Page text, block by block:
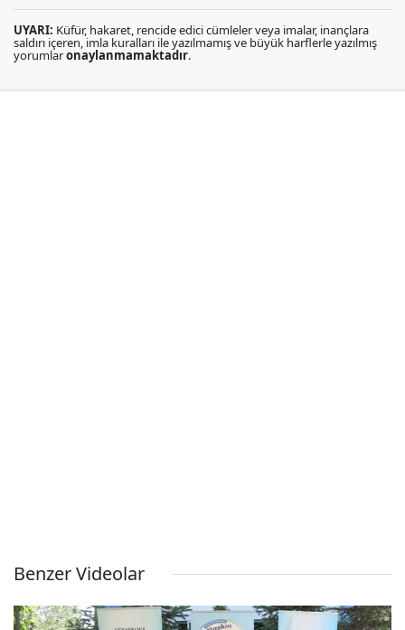
UYARI: Küfür, hakaret, rencide edici cümleler veya imalar, inançlara
saldırı içeren, imla kuralları ile yazılmamış ve büyük harflerle yazılmış
yorumlaronaylanmamaktadır.
Benzer Videolar